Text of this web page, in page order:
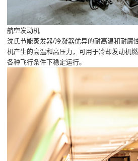
航空发动机
沈氏节能蒸发器/冷凝器优异的耐高温和耐腐
机产生的高温和高压力，可用于冷却发动机
各种飞行条件下稳定运行。